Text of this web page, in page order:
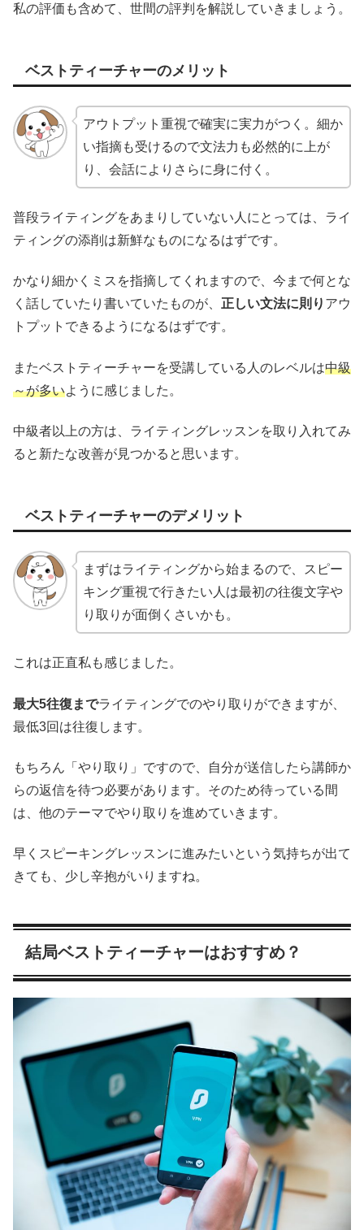
私の評価も含めて、世間の評判を解説していきましょう。
ベストティーチャーのメリット
アウトプット重視で確実に実力がつく。細か
い指摘も受けるので文法力も必然的に上が
り、会話によりさらに身に付く。
普段ライティングをあまりしていない人にとっては、ライ
ティングの添削は新鮮なものになるはずです。
かなり細かくミスを指摘してくれますので、今まで何とな
く話していたり書いていたものが、 正しい文法に則り アウ
トプットできるようになるはずです。
またベストティーチャーを受講している人のレベルは中級
～が多いように感じました。
中級者以上の方は、ライティングレッスンを取り入れてみ
ると新たな改善が見つかると思います。
ベストティーチャーのデメリット
まずはライティングから始まるので、スピー
キング重視で行きたい人は最初の往復文字や
り取りが面倒くさいかも。
これは正直私も感じました。
最大5往復までライティングでのやり取りができますが、
最低3回は往復します。
もちろん「やり取り」ですので、自分が送信したら講師か
らの返信を待つ必要があります。そのため待っている間
は、他のテーマでやり取りを進めていきます。
早くスピーキングレッスンに進みたいという気持ちが出て
きても、少し辛抱がいりますね。
結局ベストティーチャーはおすすめ？